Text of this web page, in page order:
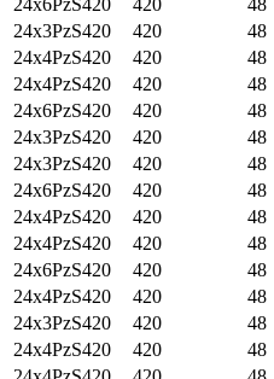
24x6PzS420
420 48
24x3PzS420
420 48
24x4PzS420
420 48
24x4PzS420
420 48
24x6PzS420
420 48
24x3PzS420
420 48
24x3PzS420
420 48
24x6PzS420
420 48
24x4PzS420
420 48
24x4PzS420
420 48
24x6PzS420
420 48
24x4PzS420
420 48
24x3PzS420
420 48
24x4PzS420
420 48